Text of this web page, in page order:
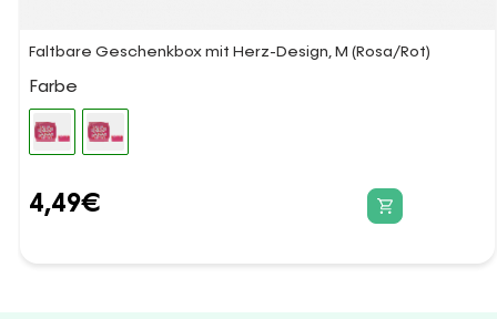
Faltbare Geschenkbox mit Herz-Design, M (Rosa/Rot)
Farbe
4,49€